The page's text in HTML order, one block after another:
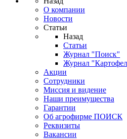
О компании
Новости
Статьи
Назад
Статьи
Журнал "Поиск"
Журнал
Акции
Сотрудники
Миссия и видение
Наши преимущества
Гарантии
Об агрофирме ПОИСК
Реквизиты
Вакансии